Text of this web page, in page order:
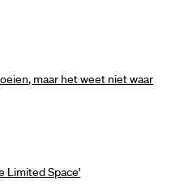
maar het weet niet waar
Limited Space'